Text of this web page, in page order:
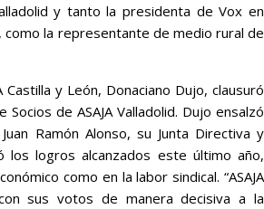
y tanto la presidenta de Vox en
como la representante de medio rural de
Castilla y León, Donaciano Dujo, clausuró
Socios de ASAJA Valladolid. Dujo ensalzó
Ramón Alonso, su Junta Directiva y
los logros alcanzados este último año,
como en la labor sindical. “ASAJA
sus votos de manera decisiva a la